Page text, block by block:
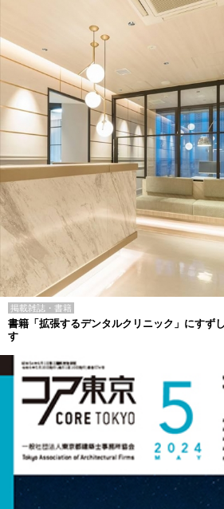
掲載雑誌・書籍
書籍「拡張するデンタルクリニック」にすず
す